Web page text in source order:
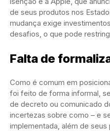
de seus produtos nos
mudança exige
desafios, o que pode
Falta de
Como é comum em
foi feito de forma informal,
de decreto ou comunicado
incertezas sobre como – e
implementada, além de